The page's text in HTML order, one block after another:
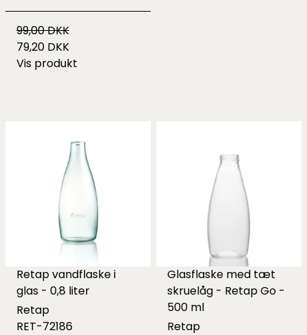
99,00 DKK
79,20 DKK
Vis produkt
Retap vandflaske i
glas - 0,8 liter
Retap
RET-72186
Glasflaske med tæt
skruelåg - Retap Go -
500 ml
Retap